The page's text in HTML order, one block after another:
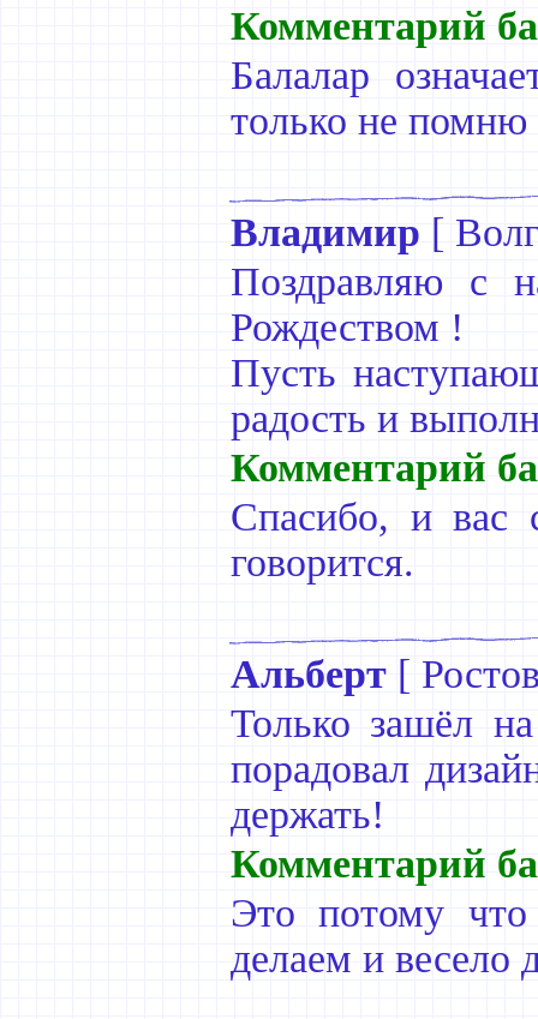
Комментарий
Балалар
только не помню
Владимир [
Поздравляю с
Рождеством !
Пусть
радость и
Комментарий
Спасибо, и вас
говорится.
Альберт [
Только зашёл
порадовал
держать!
Комментарий
Это потому
делаем и весело